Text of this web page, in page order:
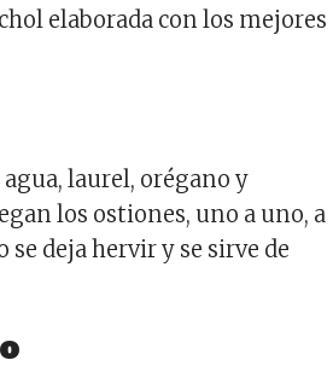
elaborada con los mejores
agua, laurel, orégano y
los ostiones, uno a uno, a
deja hervir y se sirve de